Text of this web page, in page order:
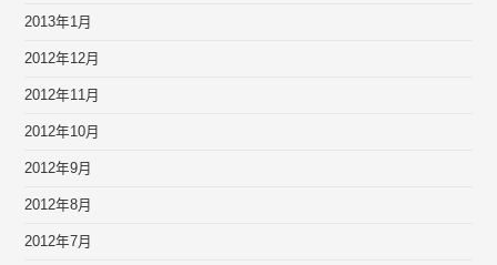
2013年1月
2012年12月
2012年11月
2012年10月
2012年9月
2012年8月
2012年7月